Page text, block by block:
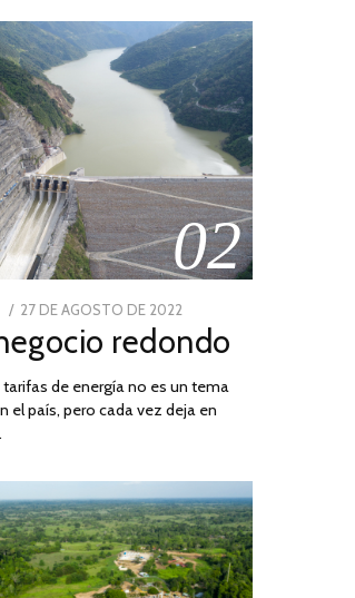
02
POSTED
ON
27 DE AGOSTO DE 2022
DE
DE
2022
redondo
tarifas de energía no es un tema
el país, pero cada vez deja en